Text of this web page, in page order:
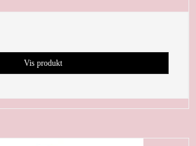
Vis produkt